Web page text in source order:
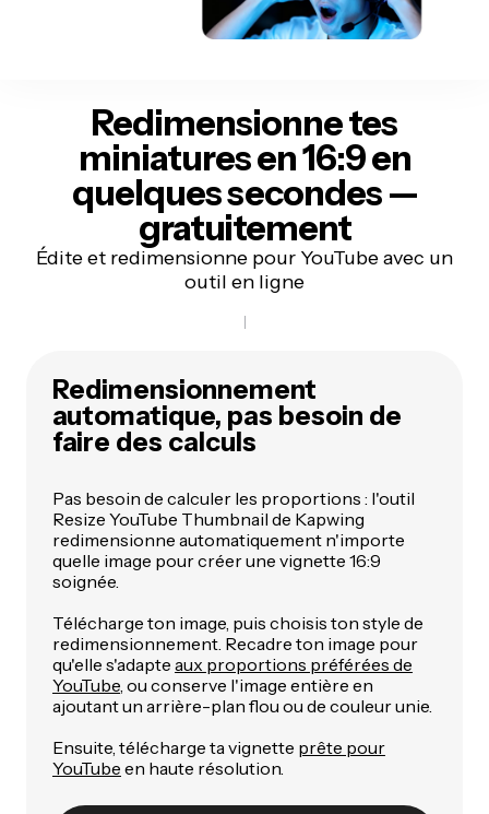
Redimensionne tes
miniatures en 16:9 en
quelques secondes —
gratuitement
Édite et redimensionne pour YouTube avec un
outil en ligne
Redimensionnement
automatique, pas besoin de
faire des calculs
Pas besoin de calculer les proportions : l'outil
Resize YouTube Thumbnail de Kapwing
redimensionne automatiquement n'importe
quelle image pour créer une vignette 16:9
soignée.
Télécharge ton image, puis choisis ton style de
redimensionnement. Recadre ton image pour
qu'elle s'adapte aux proportions préférées de
YouTube , ou conserve l'image entière en
ajoutant un arrière-plan flou ou de couleur unie.
Ensuite, télécharge ta vignette prête pour
YouTube en haute résolution.